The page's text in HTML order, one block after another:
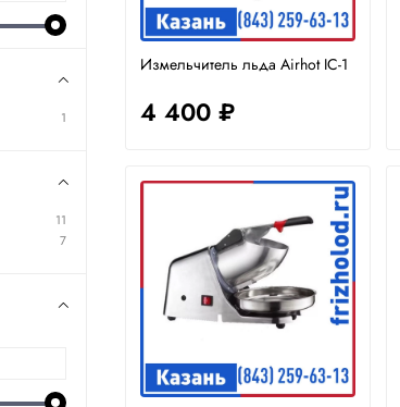
Измельчитель льда Airhot IC-1
4 400 ₽
1
11
7